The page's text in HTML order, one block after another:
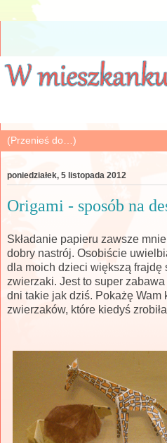
poniedziałek, 5 listopada 2012
Origami - sposób na
Składanie papieru zawsze
dobry nastrój. Osobiście
dla moich dzieci większą frajdę
zwierzaki. Jest to super
dni takie jak dziś. Pokażę Wam
zwierzaków, które kiedyś